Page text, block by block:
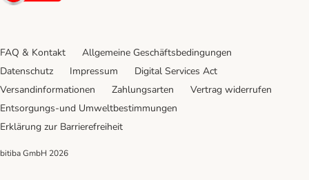
FAQ & Kontakt
Allgemeine Geschäftsbedingungen
Datenschutz
Impressum
Digital Services Act
Versandinformationen
Zahlungsarten
Vertrag widerrufen
Entsorgungs-und Umweltbestimmungen
Erklärung zur Barrierefreiheit
bitiba GmbH 2026